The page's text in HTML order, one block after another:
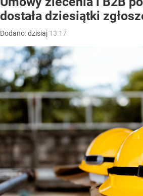
dostała dziesiątki
Dodano:dzisiaj 13:17